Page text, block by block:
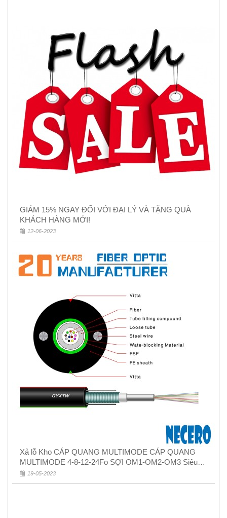
GIẢM 15% NGAY ĐỐI VỚI ĐẠI LÝ VÀ TẶNG QUÀ
KHÁCH HÀNG MỚI!
12-06-2023
Xả lỗ Kho CÁP QUANG MULTIMODE CÁP QUANG
MULTIMODE 4-8-12-24Fo SỢI OM1-OM2-OM3 Siêu
Rẻ 5k
19-05-2023